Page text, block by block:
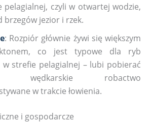
pelagialnej, czyli w otwartej wodzie,
brzegów jezior i rzek.
: Rozpiór głównie żywi się większym
co jest typowe dla ryb
w strefie pelagialnej – lubi pobierać
wędkarskie robactwo
w trakcie łowienia.
i gospodarcze